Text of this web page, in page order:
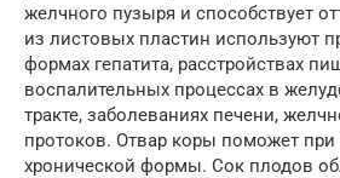
желчного пузыря и способствует
из листовых пластин используют
формах гепатита, расстройствах
воспалительных процессах в
тракте, заболеваниях печени,
протоков. Отвар коры поможет при
хронической формы. Сок плодов